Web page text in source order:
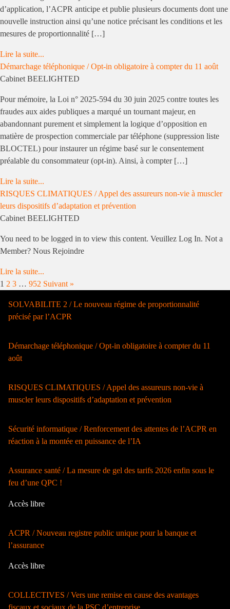
d’application, l’ACPR anticipe et publie plusieurs documents dont une
nouvelle instruction ainsi qu’une notice précisant les conditions et les
mesures de proportionnalité […]
Lire la suite...
Démarchage téléphonique / Opt-in obligatoire à compter du 11 août
Cabinet BEELIGHTED
Pour mémoire, la Loi n° 2025-594 du 30 juin 2025 contre toutes les
fraudes aux aides publiques a marqué un tournant majeur, en
abandonnant purement et simplement la logique d’opposition en
matière de prospection commerciale par téléphone (suppression liste
BLOCTEL) pour instaurer un régime basé sur le consentement
préalable du consommateur (opt-in). Ainsi, à compter […]
Lire la suite...
RISQUES CLIMATIQUES / Appel des assureurs non-vie à muscler
leurs dispositifs d’adaptation et prévention
Cabinet BEELIGHTED
You need to be logged in to view this content. Veuillez Log In. Not a
Member? Nous Rejoindre
Lire la suite...
1 2 3 … 952 Suivant »
SOLVABILITE 2 / Le nouveau régime de proportionnalité
précisé par l’ACPR
Démarchage téléphonique / Opt-in obligatoire à compter du 11
août
RISQUES CLIMATIQUES / Appel des assureurs non-vie à
muscler leurs dispositifs d’adaptation et prévention
Sécurité informatique / Renforcement des attentes de l’ACPR en
réaction à la montée en puissance de l’IA
Assurance santé / La mesure de gel des tarifs 2026 enfin sous le
feu d’une QPC !
Accès libre
ACPR / Nouveau registre public unique pour la banque et
l’assurance
Accès libre
COLLECTIVES / Vers une remise en cause des avantages
fiscaux et sociaux de la PSC d’entreprise